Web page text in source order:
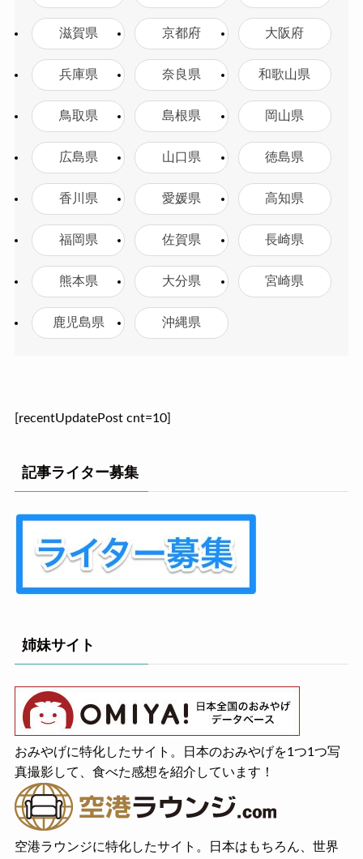
滋賀県 京都府 大阪府
兵庫県 奈良県 和歌山県
鳥取県 島根県 岡山県
広島県 山口県 徳島県
香川県 愛媛県 高知県
福岡県 佐賀県 長崎県
熊本県 大分県 宮崎県
鹿児島県 沖縄県
[recentUpdatePost cnt=10]
記事ライター募集
姉妹サイト
おみやげに特化したサイト。日本のおみやげを1つ1つ写
真撮影して、食べた感想を紹介しています！
空港ラウンジに特化したサイト。日本はもちろん、世界